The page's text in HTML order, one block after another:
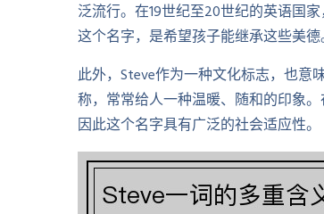
泛流行。在19世纪至20世纪的英语国
这个名字，是希望孩子能继承这些美德
此外，Steve作为一种文化标志，也意
称，常常给人一种温暖、随和的印象
因此这个名字具有广泛的社会适应性。